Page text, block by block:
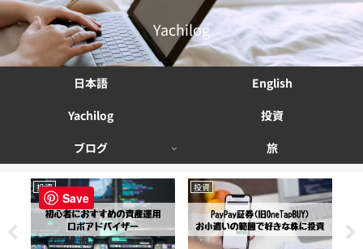
Yachilog
日本語
English
Yachilog
投資
ブログ
旅
投資 投資
Save